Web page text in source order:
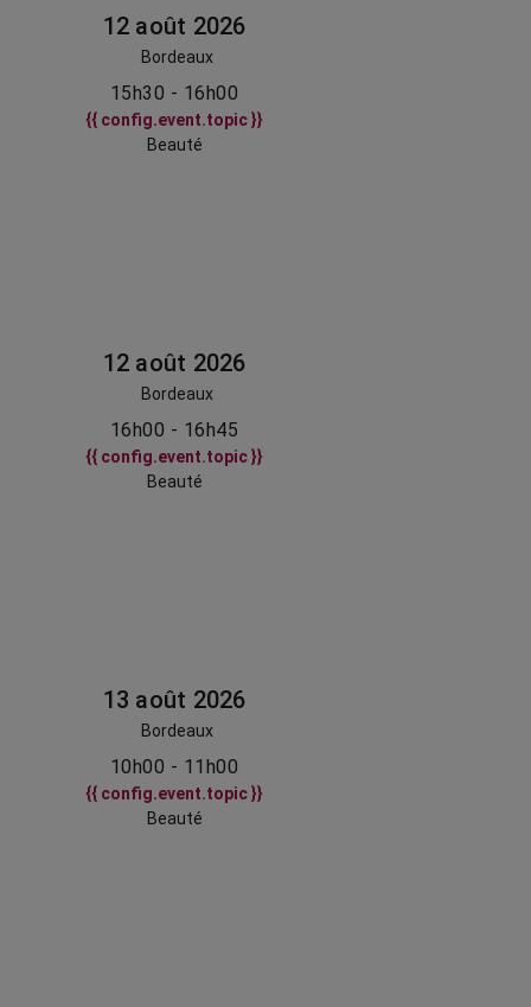
12 août 2026
Bordeaux
15h30 - 16h00
{{ config.event.topic }}
Beauté
12 août 2026
Bordeaux
16h00 - 16h45
{{ config.event.topic }}
Beauté
13 août 2026
Bordeaux
10h00 - 11h00
{{ config.event.topic }}
Beauté